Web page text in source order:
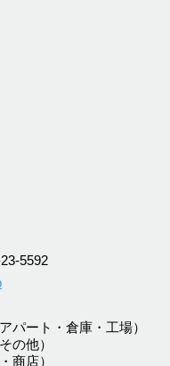
5592
ート・倉庫・工場）
の他）
商店）